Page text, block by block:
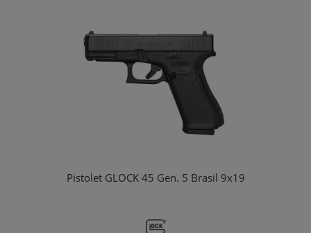
Pistolet GLOCK 45 Gen. 5 Brasil 9x19